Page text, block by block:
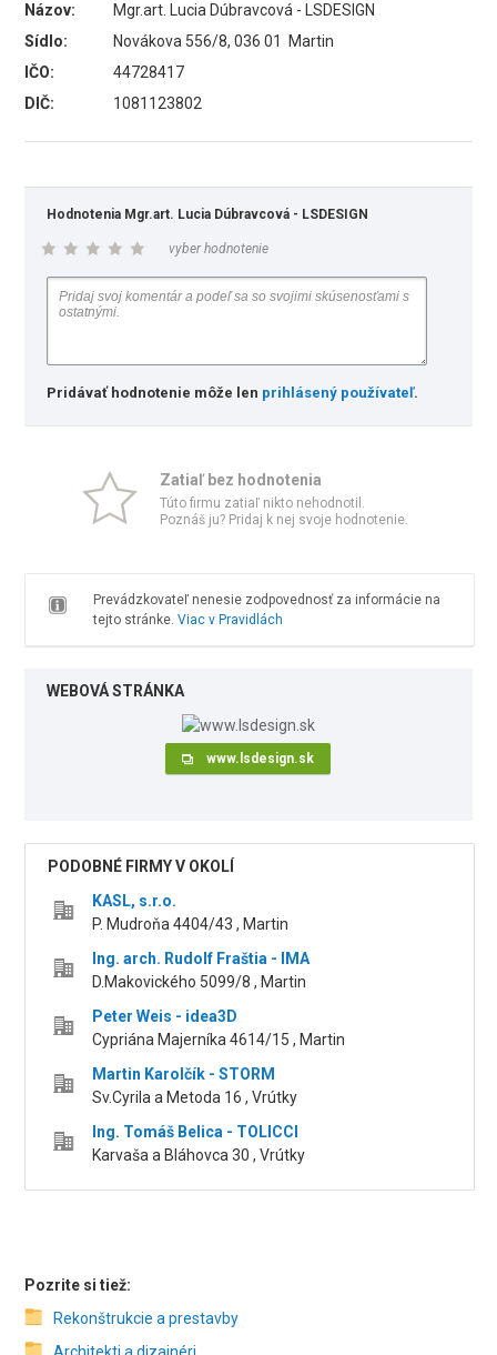
Názov:
Mgr.art. Lucia Dúbravcová - LSDESIGN
Sídlo:
Novákova 556/8, 036 01 Martin
IČO:
44728417
DIČ:
1081123802
Hodnotenia Mgr.art. Lucia Dúbravcová - LSDESIGN
vyber hodnotenie
Pridávať hodnotenie môže len prihlásený používateľ.
Zatiaľ bez hodnotenia
Túto firmu zatiaľ nikto nehodnotil.
Poznáš ju? Pridaj k nej svoje hodnotenie.
Prevádzkovateľ nenesie zodpovednosť za informácie na
tejto stránke. Viac v Pravidlách
WEBOVÁ STRÁNKA
www.lsdesign.sk
PODOBNÉ FIRMY V OKOLÍ
KASL, s.r.o.
P. Mudroňa 4404/43 , Martin
Ing. arch. Rudolf Fraštia - IMA
D.Makovického 5099/8 , Martin
Peter Weis - idea3D
Cypriána Majerníka 4614/15 , Martin
Martin Karolčík - STORM
Sv.Cyrila a Metoda 16 , Vrútky
Ing. Tomáš Belica - TOLICCI
Karvaša a Bláhovca 30 , Vrútky
Pozrite si tiež:
Rekonštrukcie a prestavby